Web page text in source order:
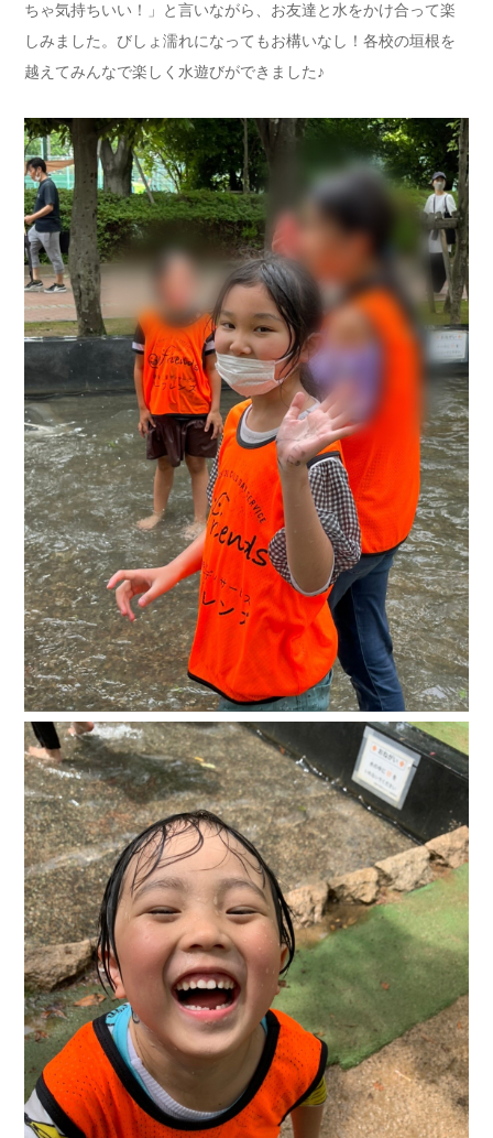
ちゃ気持ちいい！」と言いながら、お友達と水をかけ合って楽
しみました。びしょ濡れになってもお構いなし！各校の垣根を
越えてみんなで楽しく水遊びができました♪